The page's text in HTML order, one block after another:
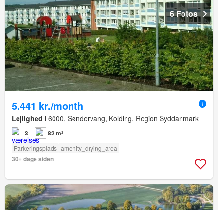
6 Fotos
5.441 kr./month
Lejlighed i 6000, Søndervang, Kolding, Region Syddanmark
3 82 m²
Parkeringsplads amenity_drying_area
30+ dage siden